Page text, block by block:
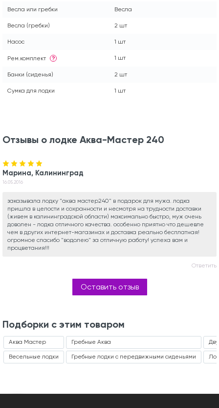
Весла или гребки Весла
Весла (гребки) 2 шт
Насос 1 шт
Рем.комплект ? 1 шт
Банки (сиденья) 2 шт
Сумка для лодки 1 шт
Отзывы о лодке Аква-Мастер 240
Марина, Калининград
16.05.2016
заказывала лодку "аква мастер240" в подарок для мужа. лодка
пришла в целости и сохранности и несмотря на трудности доставки
(живем в калининградской области) максимально быстро, муж очень
доволен - лодка отличного качества. особенно приятно что дешевле
чем в других интернет-магазинах и доставка реально бесплатная!
огромное спасибо "водолею" за отличную работу! успеха вам и
процветания!!!
Ответить
Оставить отзыв
Подборки с этим товаром
Аква Мастер
Весельные лодки
Гребные Аква
Гребные лодки с передвижными сиденьями